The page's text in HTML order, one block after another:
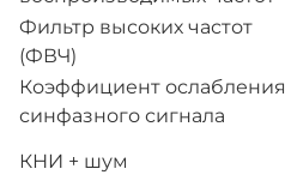
Фильтр высоких частот
(ФВЧ)
Коэффициент ослабления
синфазного сигнала
КНИ + шум